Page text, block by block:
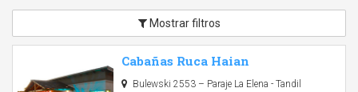
Mostrar filtros
Cabañas Ruca Haian
Bulewski 2553 – Paraje La Elena - Tandil